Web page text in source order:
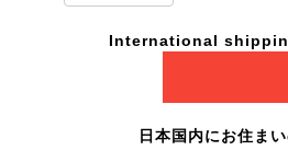
International
日本国内にお住ま